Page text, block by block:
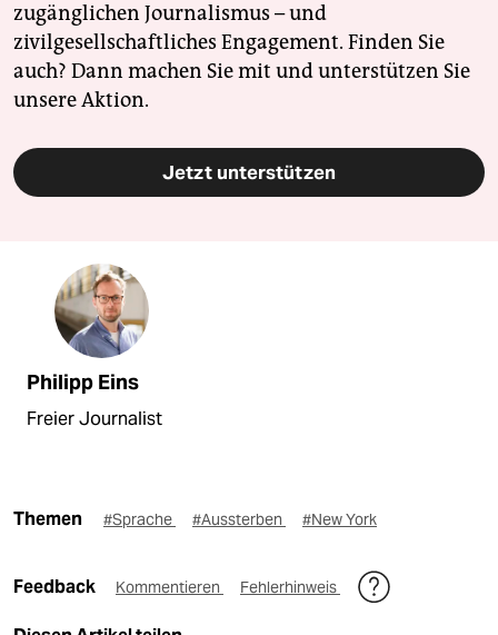
zugänglichen Journalismus – und
zivilgesellschaftliches Engagement. Finden Sie
auch? Dann machen Sie mit und unterstützen Sie
unsere Aktion.
Jetzt unterstützen
Philipp Eins
Freier Journalist
Themen #Sprache #Aussterben #New York
Feedback Kommentieren Fehlerhinweis